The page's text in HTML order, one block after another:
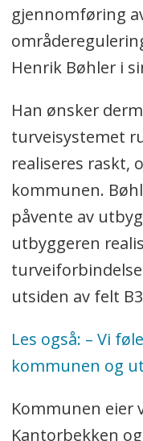
gjennomføring
Henrik Bøhler i
Han ønsker
turveisystemet
realiseres raskt,
kommunen.
påvente av
utbyggeren
utsiden av felt
Les også: – Vi
kommunen og
Kommunen eier
Kantorbekken